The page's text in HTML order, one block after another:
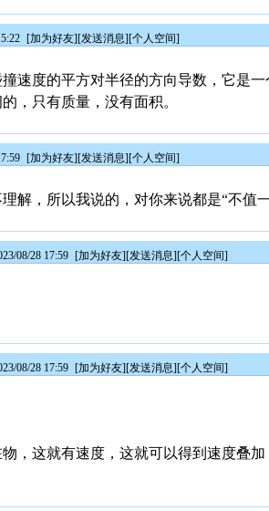
[加为好友][发送消息][个人空间]
速度的平方对半径的方向导数，它是
，只有质量，没有面积。
[加为好友][发送消息][个人空间]
解，所以我说的，对你来说都是“不值一
08/28 17:59 [加为好友][发送消息][个人空间]
08/28 17:59 [加为好友][发送消息][个人空间]
，这就有速度，这就可以得到速度叠